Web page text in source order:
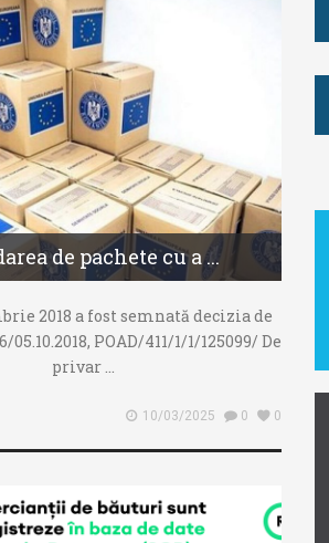
de pachete cu a ...
2018 a fost semnată decizia de
POAD/411/1/1/125099/ De
privar ...
10/03/2025 0 0